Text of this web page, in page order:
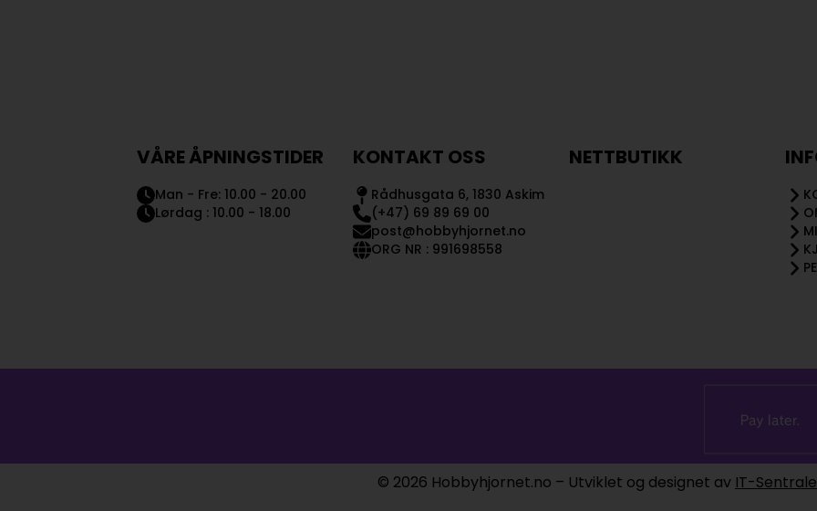
VÅRE ÅPNINGSTIDER
Man - Fre: 10.00 - 20.00
Lørdag : 10.00 - 18.00
KONTAKT OSS
Rådhusgata 6, 1830 Askim
(+47) 69 89 69 00
post@hobbyhjornet.no
ORG NR : 991698558
NETTBUTIKK
© 2026 Hobbyhjornet.no – Utviklet og designet av IT-